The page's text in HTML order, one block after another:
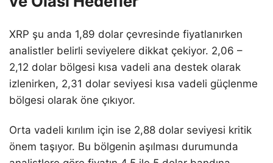
XRP şu anda 1,89 dolar çevresinde fiyatlanırken
analistler belirli seviyelere dikkat çekiyor. 2,06 –
2,12 dolar bölgesi kısa vadeli ana destek olarak
izlenirken, 2,31 dolar seviyesi kısa vadeli güçlenme
bölgesi olarak öne çıkıyor.
Orta vadeli kırılım için ise 2,88 dolar seviyesi kritik
önem taşıyor. Bu bölgenin aşılması durumunda